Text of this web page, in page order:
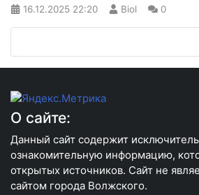
16.12.2025 22:20 Biol 0
О сайте:
Данный сайт содержит
ознакомительную информацию,
открытых источников. Сайт не
сайтом города Волжского.